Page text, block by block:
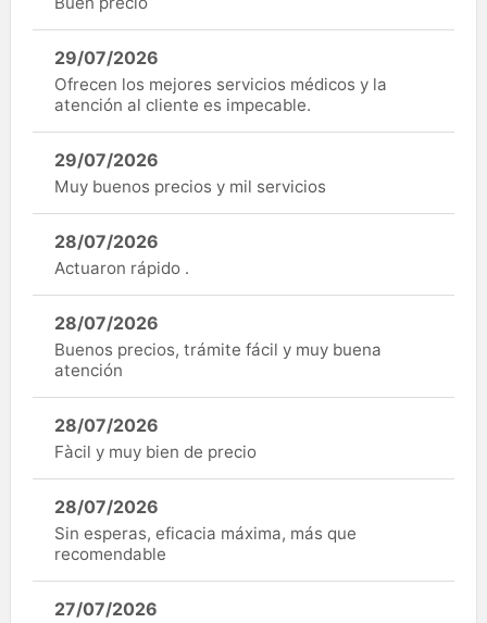
29/07/2026
Ofrecen los mejores servicios médicos y la
atención al cliente es impecable.
29/07/2026
Muy buenos precios y mil servicios
28/07/2026
Actuaron rápido .
28/07/2026
Buenos precios, trámite fácil y muy buena
atención
28/07/2026
Fàcil y muy bien de precio
28/07/2026
Sin esperas, eficacia máxima, más que
recomendable
27/07/2026